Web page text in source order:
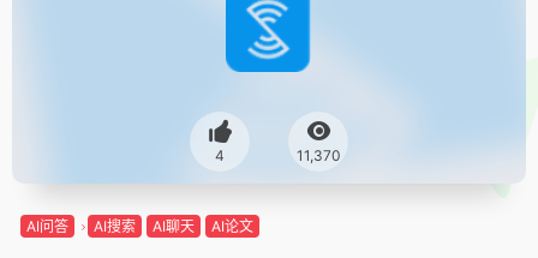
4 11,370
AI问答 AI搜索 AI聊天 AI论文